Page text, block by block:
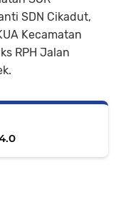
SDN Cikadut,
Kecamatan
RPH Jalan